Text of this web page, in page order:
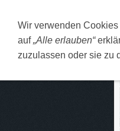
Wir verwenden
auf„Alle erlauben“
zuzulassen oder sie zu